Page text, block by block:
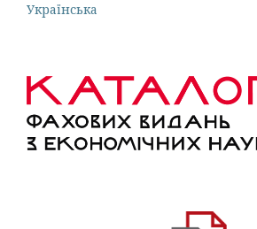
Українська